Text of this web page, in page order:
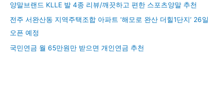
양말브랜드 KLLE 발 4종 리뷰/깨끗하고 편한 스포츠양말 추천
전주 서완산동 지역주택조합 아파트 ‘해모로 완산 더힐1단지’ 26일
오픈 예정
국민연금 월 65만원만 받으면 개인연금 추천